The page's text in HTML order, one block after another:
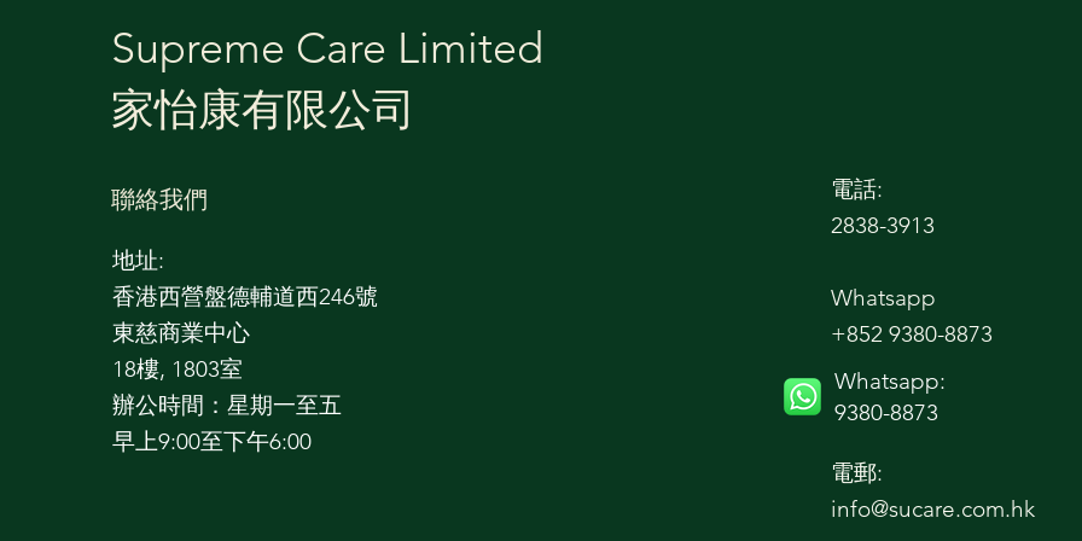
Supreme Care Limited
​家怡康有限公司
聯絡我們
地址:
香港西營盤德輔道西246號
東慈商業中心
18樓, 1803室
辦公時間：星期一至五
早上9:00至下午6:00
電話:
2838-3913
Whatsapp
+852 9380-8873
Whatsapp:
9380-8873
電郵:
info@sucare.com.hk